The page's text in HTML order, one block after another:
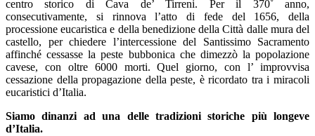
centro storico di Cava de’ Tirreni. Per il 370˚ anno,
consecutivamente, si rinnova l’atto di fede del 1656, della
processione eucaristica e della benedizione della Città dalle mura del
castello, per chiedere l’intercessione del Santissimo Sacramento
affinché cessasse la peste bubbonica che dimezzò la popolazione
cavese, con oltre 6000 morti. Quel giorno, con l’ improvvisa
cessazione della propagazione della peste, è ricordato tra i miracoli
eucaristici d’Italia.
Siamo dinanzi ad una delle tradizioni storiche più longeve
d’Italia.